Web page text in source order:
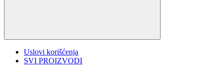
Uslovi korišćenja
SVI PROIZVODI